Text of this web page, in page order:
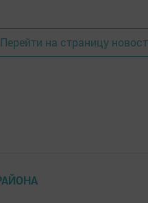
Перейти на страницу